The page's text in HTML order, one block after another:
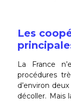
Les
La France
procédures
d’environ
décoller. Mais